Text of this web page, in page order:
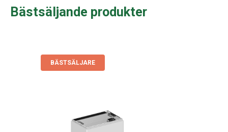
Bästsäljande produkter
BÄSTSÄLJARE